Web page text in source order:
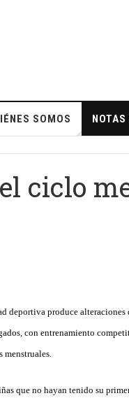
SOMOS
ciclo
deportiva produce alteraciones
con entrenamiento
menstruales.
que no hayan tenido su